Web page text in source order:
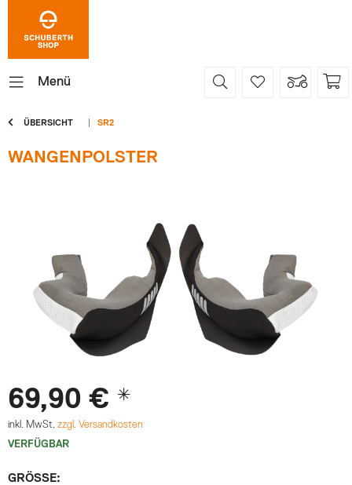
Menü
ÜBERSICHT SR2
WANGENPOLSTER
69,90 € *
inkl. MwSt. zzgl. Versandkosten
VERFÜGBAR
GRÖSSE: